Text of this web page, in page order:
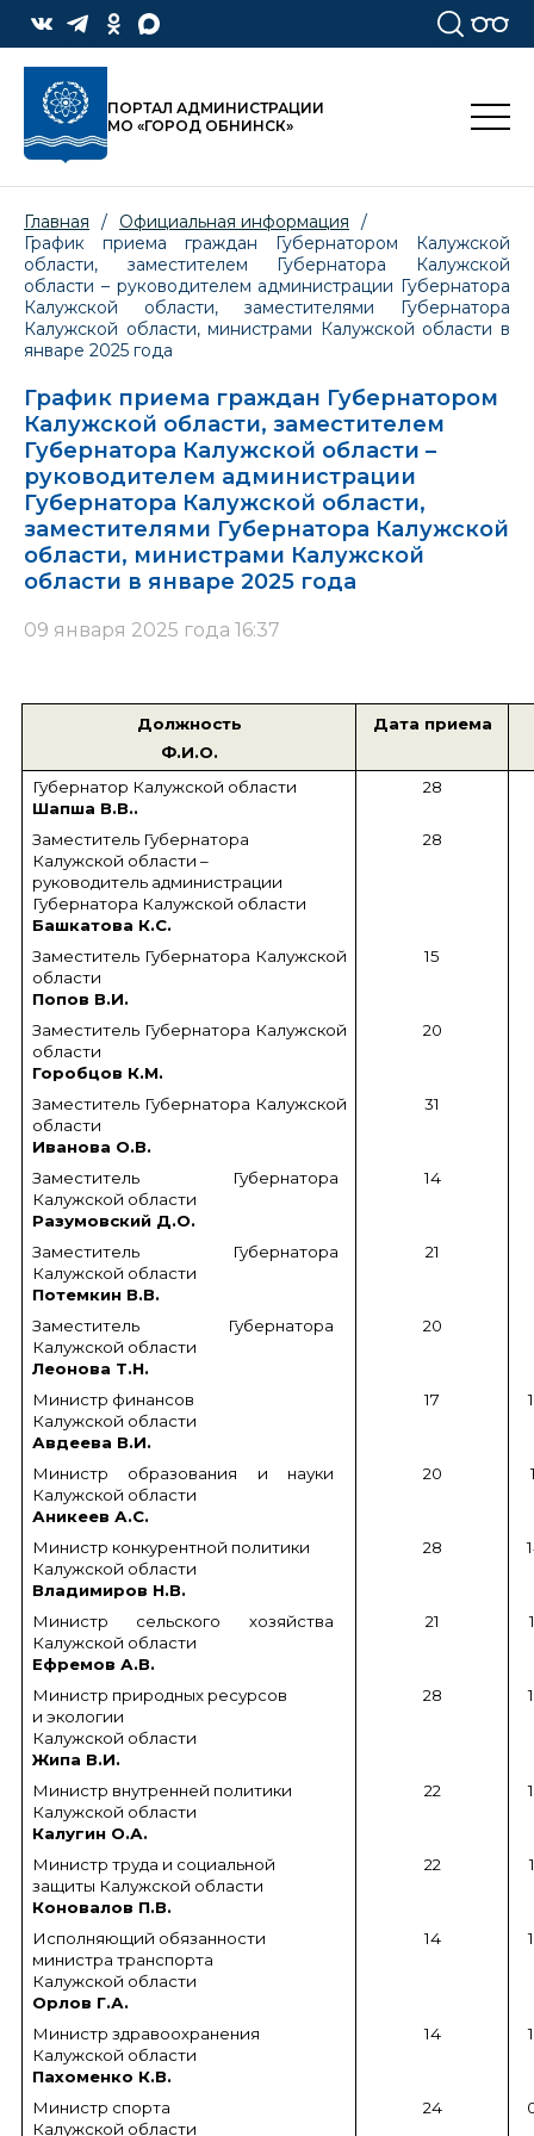
ПОРТАЛ АДМИНИСТРАЦИИ
МО «ГОРОД ОБНИНСК»
Главная / Официальная информация
/
График приема граждан Губернатором Калужской
области, заместителем Губернатора Калужской
области – руководителем администрации Губернатора
Калужской области, заместителями Губернатора
Калужской области, министрами Калужской области в
январе 2025 года
График приема граждан Губернатором
Калужской области, заместителем
Губернатора Калужской области –
руководителем администрации
Губернатора Калужской области,
заместителями Губернатора Калужской
области, министрами Калужской
области в январе 2025 года
09 января 2025 года 16:37
Должность
Ф.И.О.
Дата приема
Губернатор Калужской области
Шапша В.В..
28
Заместитель Губернатора
Калужской области –
руководитель администрации
Губернатора Калужской области
Башкатова К.С.
28
Заместитель Губернатора Калужской
области
Попов В.И.
15
Заместитель Губернатора Калужской
области
Горобцов К.М.
20
Заместитель Губернатора Калужской
области
Иванова О.В.
31
Заместитель Губернатора
Калужской области
Разумовский Д.О.
14
Заместитель Губернатора
Калужской области
Потемкин В.В.
21
Заместитель Губернатора
Калужской области
Леонова Т.Н.
20
Министр финансов
Калужской области
Авдеева В.И.
17
Министр образования и науки
Калужской области
Аникеев А.С.
20
Министр конкурентной политики
Калужской области
Владимиров Н.В.
28
Министр сельского хозяйства
Калужской области
Ефремов А.В.
21
Министр природных ресурсов
и экологии
Калужской области
Жипа В.И.
28
Министр внутренней политики
Калужской области
Калугин О.А.
22
Министр труда и социальной
защиты Калужской области
Коновалов П.В.
22
Исполняющий обязанности
министра транспорта
Калужской области
Орлов Г.А.
14
Министр здравоохранения
Калужской области
Пахоменко К.В.
14
Министр спорта
Калужской области
24